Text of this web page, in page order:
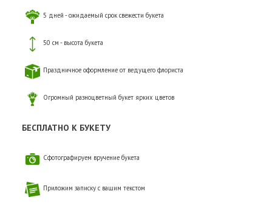
5 дней - ожидаемый срок свежести букета
50 см - высота букета
Праздничное оформление от ведущего флориста
Огромный разноцветный букет ярких цветов
БЕСПЛАТНО К БУКЕТУ
Сфотографируем вручение букета
Приложим записку с вашим текстом